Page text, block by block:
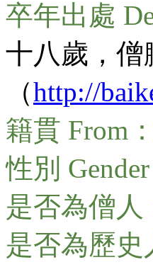
卒年出處
十八歲，僧
（http://
籍貫 From：
性別 Gender
是否為僧人
是否為歷史